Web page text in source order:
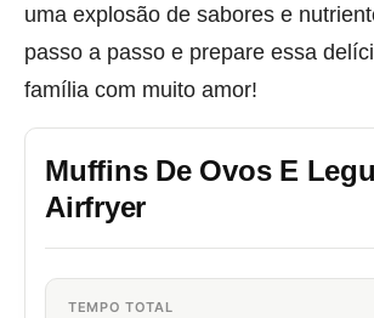
uma explosão de sabores e
passo a passo e prepare essa
família com muito amor!
Muffins De Ovos E
Airfryer
TEMPO TOTAL